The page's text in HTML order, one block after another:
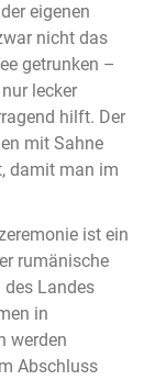
eigenen
nicht das
getrunken –
lecker
hilft. Der
mit Sahne
damit man im
ist ein
rumänische
Landes
in
werden
Abschluss